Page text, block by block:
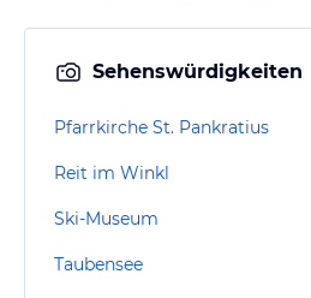
Sehenswürdigkeiten
Pfarrkirche St. Pankratius
Reit im Winkl
Ski-Museum
Taubensee